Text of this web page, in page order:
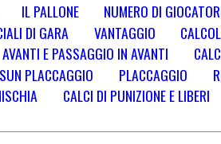
IL PALLONE NUMERO DI
DI GARA VANTAGGIO
AVANTI E PASSAGGIO IN AVANTI
PLACCAGGIO
PLACCAGGIO
CALCI DI PUNIZIONE E LIBERI